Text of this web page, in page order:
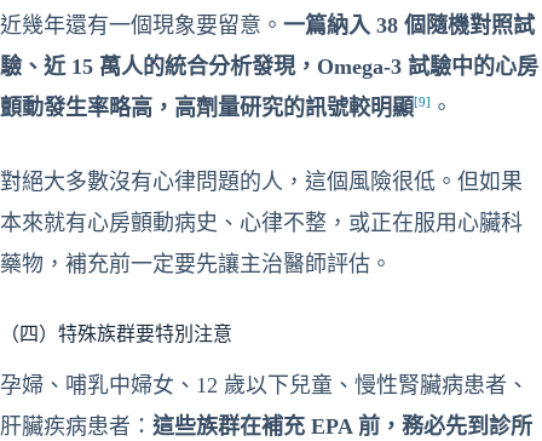
近幾年還有一個現象要留意。 一篇納入 38 個隨機對照試
驗、近 15 萬人的統合分析發現，Omega-3 試驗中的心房
顫動發生率略高，高劑量研究的訊號較明顯[9] 。
對絕大多數沒有心律問題的人，這個風險很低。但如果
本來就有心房顫動病史、心律不整，或正在服用心臟科
藥物，補充前一定要先讓主治醫師評估。
（四）特殊族群要特別注意
孕婦、哺乳中婦女、12 歲以下兒童、慢性腎臟病患者、
肝臟疾病患者： 這些族群在補充 EPA 前，務必先到診所